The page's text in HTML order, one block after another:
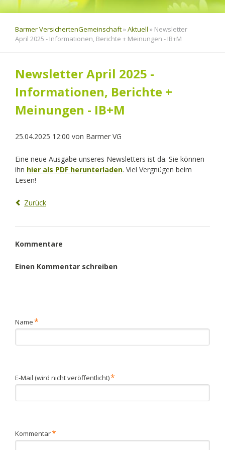
Barmer VersichertenGemeinschaft»Aktuell » Newsletter
April 2025 - Informationen, Berichte + Meinungen - IB+M
Newsletter April 2025 -
Informationen, Berichte +
Meinungen - IB+M
25.04.2025 12:00 von Barmer VG
Eine neue Ausgabe unseres Newsletters ist da. Sie können
ihn hier als PDF herunterladen. Viel Vergnügen beim
Lesen!
Zurück
Kommentare
Einen Kommentar schreiben
Pflichtfeld
Name*
Pflichtfeld
E-Mail (wird nicht veröffentlicht)*
Pflichtfeld
Kommentar*